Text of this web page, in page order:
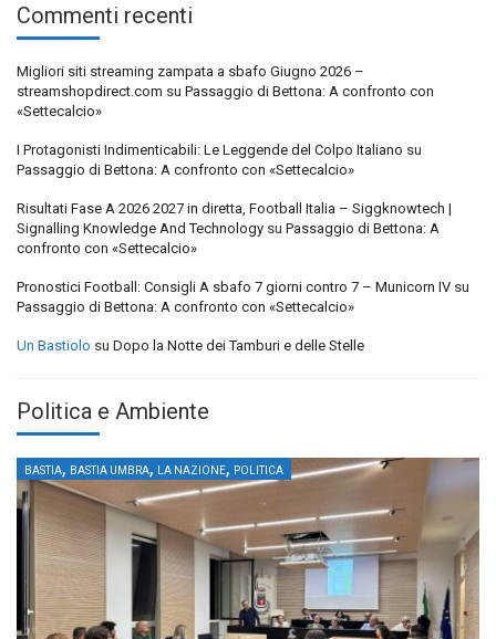
Commenti recenti
Migliori siti streaming zampata a sbafo Giugno 2026 –
streamshopdirect.com su Passaggio di Bettona: A confronto con
«Settecalcio»
I Protagonisti Indimenticabili: Le Leggende del Colpo Italiano su
Passaggio di Bettona: A confronto con «Settecalcio»
Risultati Fase A 2026 2027 in diretta, Football Italia – Siggknowtech |
Signalling Knowledge And Technology su Passaggio di Bettona: A
confronto con «Settecalcio»
Pronostici Football: Consigli A sbafo 7 giorni contro 7 – Municorn IV su
Passaggio di Bettona: A confronto con «Settecalcio»
Un Bastiolo su Dopo la Notte dei Tamburi e delle Stelle
Politica e Ambiente
BASTIA, BASTIA UMBRA, LA NAZIONE, POLITICA